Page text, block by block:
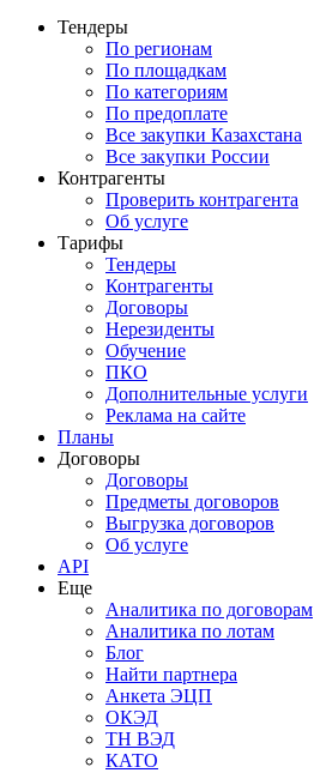
Тендеры
По регионам
По площадкам
По категориям
По предоплате
Все закупки Казахстана
Все закупки России
Контрагенты
Проверить контрагента
Об услуге
Тарифы
Тендеры
Контрагенты
Договоры
Нерезиденты
Обучение
ПКО
Дополнительные услуги
Реклама на сайте
Планы
Договоры
Договоры
Предметы договоров
Выгрузка договоров
Об услуге
API
Еще
Аналитика по договорам
Аналитика по лотам
Блог
Найти партнера
Анкета ЭЦП
ОКЭД
ТН ВЭД
КАТО